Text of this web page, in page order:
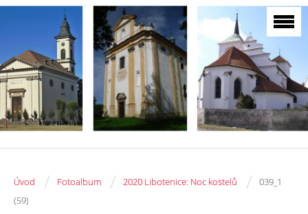
Úvod / Fotoalbum / 2020 Libotenice: Noc kostelů /
039_1
(59)